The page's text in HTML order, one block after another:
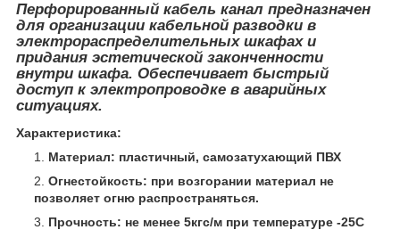
Перфорированный кабель канал предназначен
для организации кабельной разводки в
электрораспределительных шкафах и
придания эстетической законченности
внутри шкафа. Обеспечивает быстрый
доступ к электропроводке в аварийных
ситуациях.
Характеристика:
Материал: пластичный, самозатухающий ПВХ
Огнестойкость: при возгорании материал не
позволяет огню распространяться.
Прочность: не менее 5кгс/м при температуре -25С